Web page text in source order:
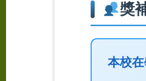
獎
本校